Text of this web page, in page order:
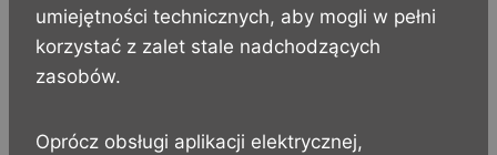
umiejętności technicznych, aby mogli w pełni
korzystać z zalet stale nadchodzących
zasobów.
Oprócz obsługi aplikacji elektrycznej,